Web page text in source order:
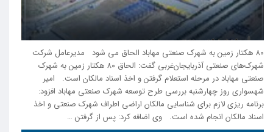
۸۰ هکتار زمین به شهرک صنعتی مهاباد الحاق می شود مدیرعامل شرکت
شهرک‌های صنعتی آذربایجان‌غربی گفت: الحاق ۸۰ هکتار زمین به شهرک
صنعتی مهاباد در مرحله استعلام گرفتن و اخذ اسناد مالکان است. امیر
شهسواری روز چهارشنبه بررسی طرح توسعه شهرک صنعتی مهاباد افزود:
برنامه ریزی لازم برای شناسایی مالکان اراضی اطراف شهرک صنعتی و اخذ
اسناد مالکان انجام شده است. وی اضافه کرد: پس از گرفتن …